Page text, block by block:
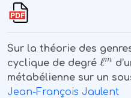
Sur la théorie des
cyclique de degré ℓm
métabélienne sur un
Jean-François Jaulent